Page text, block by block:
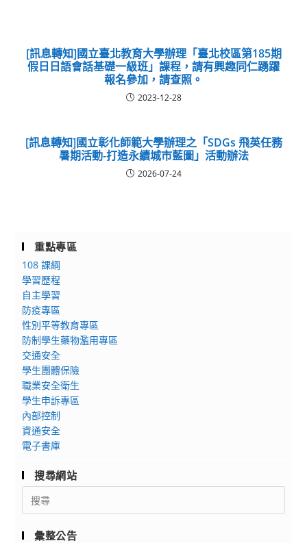
[訊息轉知]國立臺北教育大學辦理「臺北校區第185期
假日日語會話基礎一級班」課程，請有興趣同仁踴躍
報名參加，請查照。
2023-12-28
[訊息轉知]國立彰化師範大學辦理之「SDGs 飛英任務
暑期活動-打造永續城市藍圖」活動辦法
2026-07-24
重點專區
108 課綱
學習歷程
自主學習
防疫專區
性別平等教育專區
防制學生藥物濫用專區
交通安全
學生團體保險
職業安全衛生
學生申訴專區
內部控制
資通安全
電子書庫
搜尋網站
Search
for:
彙整公告